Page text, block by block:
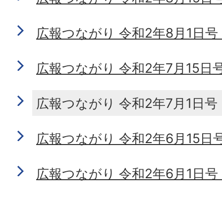
広報つながり 令和2年8月1日号
広報つながり 令和2年7月15日
広報つながり 令和2年7月1日号
広報つながり 令和2年6月15日
広報つながり 令和2年6月1日号